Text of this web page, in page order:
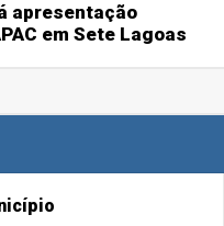
apresentação
em Sete Lagoas